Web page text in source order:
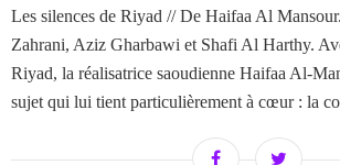
Les silences de Riyad // De Haifaa Al
Zahrani, Aziz Gharbawi et Shafi Al Harthy.
Riyad, la réalisatrice saoudienne Haifaa Al-
sujet qui lui tient particulièrement à cœur : la